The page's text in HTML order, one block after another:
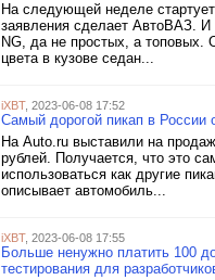
На следующей неделе
заявления сделает АвтоВАЗ. И
NG, да не простых, а топовых.
цвета в кузове седан...
iXBT, 2023-06-08 17:52
Самый дорогой пикап в России
На Auto.ru выставили на
рублей. Получается, что это
использоваться как другие
описывает автомобиль...
iXBT, 2023-06-08 17:55
Больше ненужно платить 100
тестирования для